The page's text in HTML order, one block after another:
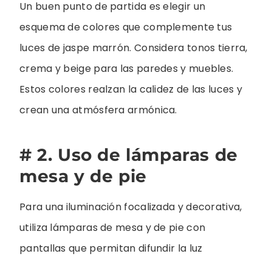
Un buen punto de partida es elegir un
esquema de colores que complemente tus
luces de jaspe marrón. Considera tonos tierra,
crema y beige para las paredes y muebles.
Estos colores realzan la calidez de las luces y
crean una atmósfera armónica.
# 2. Uso de lámparas de
mesa y de pie
Para una iluminación focalizada y decorativa,
utiliza lámparas de mesa y de pie con
pantallas que permitan difundir la luz